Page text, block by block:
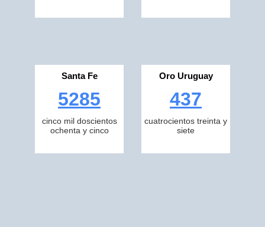
Santa Fe
5285
cinco mil doscientos
ochenta y cinco
Oro Uruguay
437
cuatrocientos treinta y
siete